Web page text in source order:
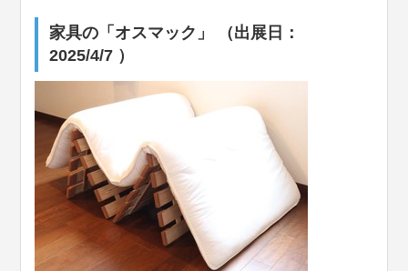
家具の「オスマック」 （出展日：
2025/4/7 ）